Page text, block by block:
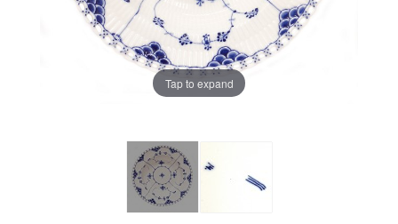
Tap to expand